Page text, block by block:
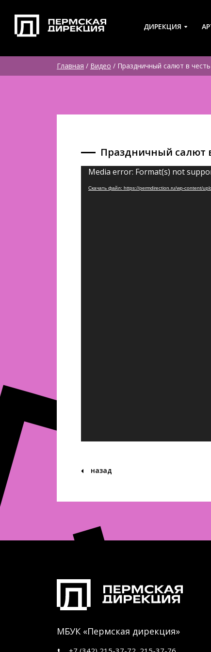
ДИРЕКЦИЯ
Главная / Видео / Праздничный салют в
Праздничный салют
Видеоплеер
Media error: Format(s) not
Скачать файл: https://permdirection.ru/wp-content/
назад
МБУК «Пермская дирекция»